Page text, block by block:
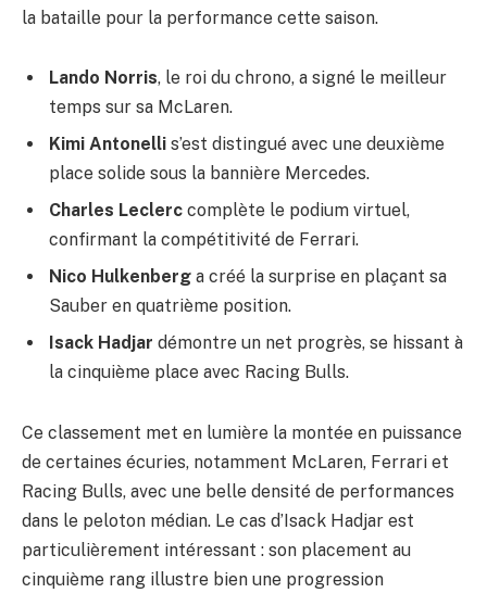
la bataille pour la performance cette saison.
Lando Norris, le roi du chrono, a signé le meilleur
temps sur sa McLaren.
Kimi Antonelli s’est distingué avec une deuxième
place solide sous la bannière Mercedes.
Charles Leclerc complète le podium virtuel,
confirmant la compétitivité de Ferrari.
Nico Hulkenberg a créé la surprise en plaçant sa
Sauber en quatrième position.
Isack Hadjar démontre un net progrès, se hissant à
la cinquième place avec Racing Bulls.
Ce classement met en lumière la montée en puissance
de certaines écuries, notamment McLaren, Ferrari et
Racing Bulls, avec une belle densité de performances
dans le peloton médian. Le cas d’Isack Hadjar est
particulièrement intéressant : son placement au
cinquième rang illustre bien une progression